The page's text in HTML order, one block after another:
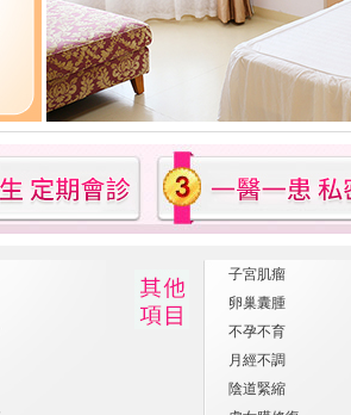
子宮肌瘤
卵巢囊腫
不孕不育
月經不調
陰道緊縮